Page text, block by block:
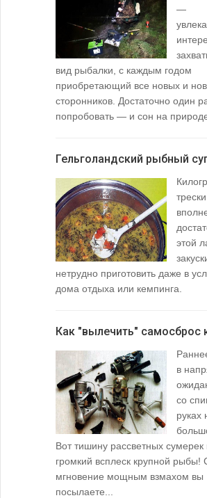
—
вид рыбалки, с каждым годом
приобретающий все новых и
сторонников. Достаточно один
попробовать — и сон на
Гельголандский рыбный
этой
нетрудно приготовить даже в
дома отдыха или кемпинга.
Как "вылечить" самосброс
в
со
руках
Вот тишину рассветных
громкий всплеск крупной рыбы!
мгновение мощным взмахом вы
посылаете...